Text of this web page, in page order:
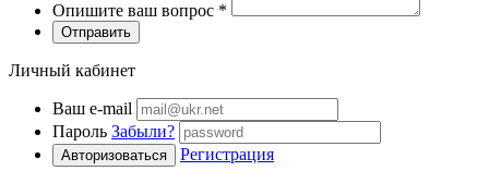
Опишите ваш вопрос *
Отправить
Личный кабинет
Ваш e-mail
Пароль Забыли?
Авторизоваться Регистрация